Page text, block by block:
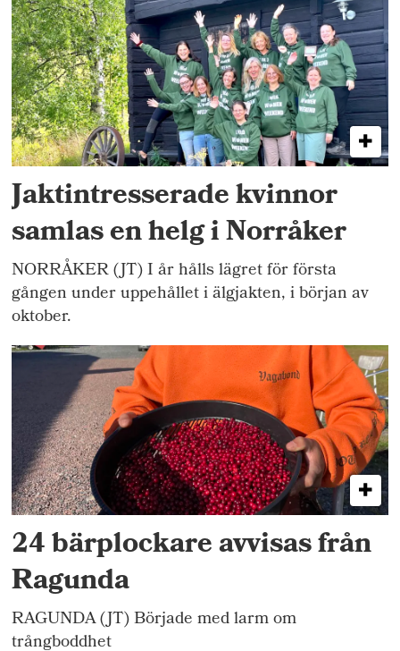
Jaktintresserade kvinnor
samlas en helg i Norråker
NORRÅKER (JT) I år hålls lägret för första
gången under uppehållet i älgjakten, i början av
oktober.
24 bärplockare avvisas från
Ragunda
RAGUNDA (JT) Började med larm om
trångboddhet